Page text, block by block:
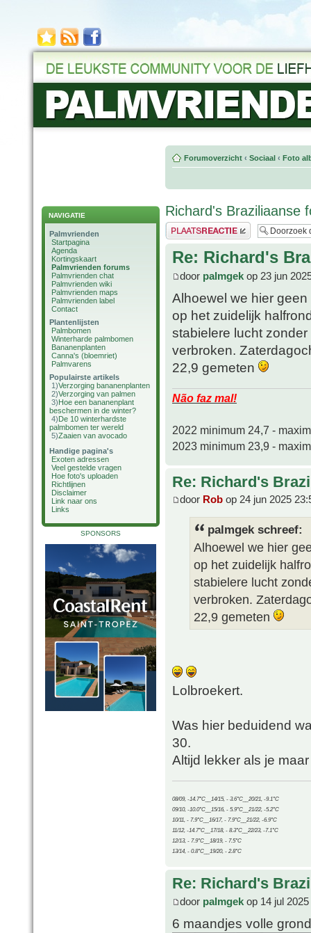
NAVIGATIE
Palmvrienden
Startpagina
Agenda
Kortingskaart
Palmvrienden forums
Palmvrienden chat
Palmvrienden wiki
Palmvrienden maps
Palmvrienden label
Contact
Plantenlijsten
Palmbomen
Winterharde palmbomen
Bananenplanten
Canna's (bloemriet)
Palmvarens
Populairste artikels
1)Verzorging bananenplanten
2)Verzorging van palmen
3)Hoe een bananenplant
beschermen in de winter?
4)De 10 winterhardste
palmbomen ter wereld
5)Zaaien van avocado
Handige pagina's
Exoten adressen
Veel gestelde vragen
Hoe foto's uploaden
Richtlijnen
Disclaimer
Link naar ons
Links
SPONSORS
Forumoverzicht ‹ Sociaal ‹ Foto
Richard's Braziliaanse
Plaats een reactie
Re: Richard's
door palmgek op 23 jun
Alhoewel we hier
op het zuidelijk
stabielere lucht
verbroken.
22,9 gemeten
Não faz mal!
2022 minimum 24,7 -
2023 minimum 23,9 -
Re: Richard's
door Rob op 24 jun 2025
palmgek schreef:
Alhoewel we hier
op het zuidelijk
stabielere lucht
verbroken.
22,9 gemeten
Lolbroekert.
Was hier beduidend
30.
Altijd lekker als je
08/09, -14.7°C__14/15, - 3.6°C__20/21, -9.1°C
09/10, -10.0°C__15/16, - 5.9°C__21/22, -5.2°C
10/11, - 7.9°C__16/17, - 7.9°C__21/22, -6.9°C
11/12, -14.7°C__17/18, - 8.3°C__22/23, -7.1°C
12/13, - 7.9°C__18/19, - 7.5°C
13/14, - 0.8°C__19/20, - 2.8°C
Re: Richard's
door palmgek op 14 jul 2025
6 maandjes volle